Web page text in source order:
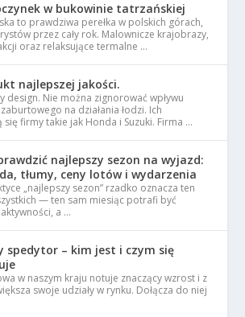
w bukowinie tatrzańskiej
to prawdziwa perełka w polskich górach,
przez cały rok. Malownicze krajobrazy,
oraz relaksujące termalne …
najlepszej jakości.
design. Nie można zignorować wpływu
na działania łodzi. Ich
firmy takie jak Honda i Suzuki. Firma …
najlepszy sezon na wyjazd:
tłumy, ceny lotów i wydarzenia
„najlepszy sezon” rzadko oznacza ten
— ten sam miesiąc potrafi być
a …
spedytor – kim jest i czym się
w naszym kraju notuje znaczący wzrost i z
swoje udziały w rynku. Dołącza do niej